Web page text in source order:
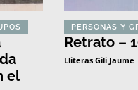
el
PERSONAS Y
Retrato –
Lliteras Gili Jaume